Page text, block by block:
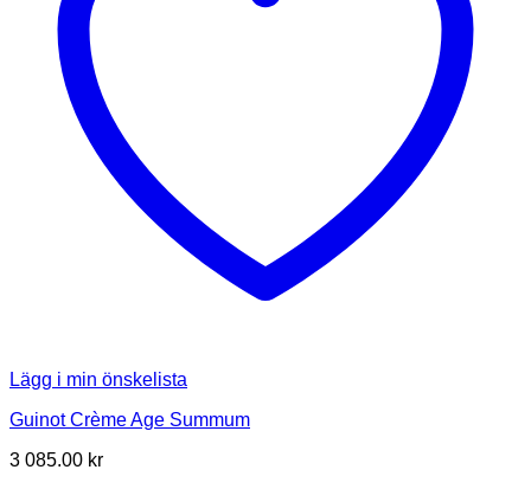
Lägg i min önskelista
Guinot Crème Age Summum
3 085.00 kr